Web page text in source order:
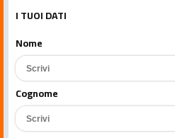
I TUOI DATI
Nome
Cognome